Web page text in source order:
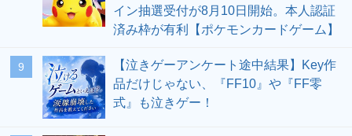
イン抽選受付が8月10日開始。本人認証
済み枠が有利【ポケモンカードゲーム】
9
【泣きゲーアンケート途中結果】Key作
品だけじゃない、『FF10』や『FF零
式』も泣きゲー！